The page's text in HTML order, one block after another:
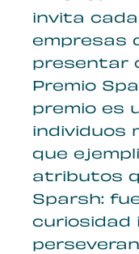
invita
empresas
presentar
Premio
premio es
individuos
que
atributos
Sparsh:
curiosidad